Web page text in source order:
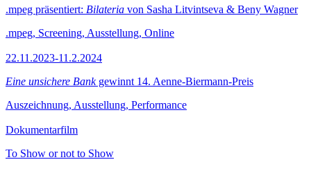
.mpeg präsentiert: Bilateria von Sasha Litvintseva & Beny Wagner
.mpeg, Screening, Ausstellung, Online
22.11.2023-11.2.2024
Eine unsichere Bankgewinnt 14. Aenne-Biermann-Preis
Auszeichnung, Ausstellung, Performance
Dokumentarfilm
To Show or not to Show